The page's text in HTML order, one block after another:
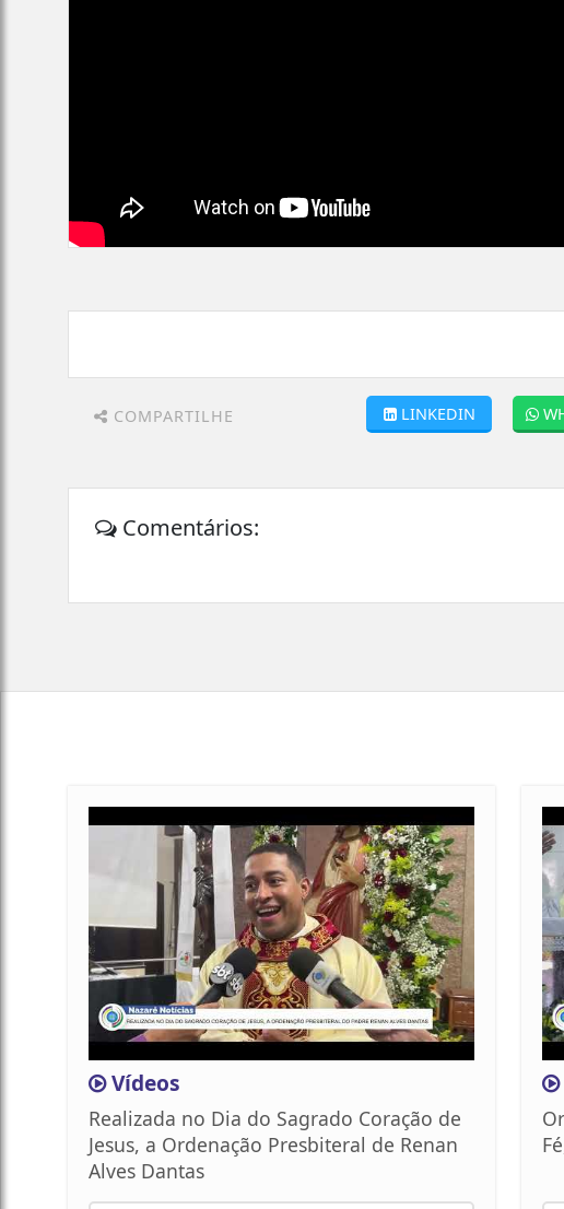
COMPARTILHE LINKEDIN
Comentários:
Vídeos
Realizada no Dia do Sagrado Coração de
Jesus, a Ordenação Presbiteral de Renan
Alves Dantas